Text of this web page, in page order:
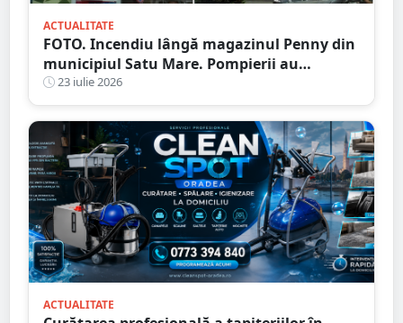
ACTUALITATE
FOTO. Incendiu lângă magazinul Penny din
municipiul Satu Mare. Pompierii au
intervenit rapid
23 iulie 2026
ACTUALITATE